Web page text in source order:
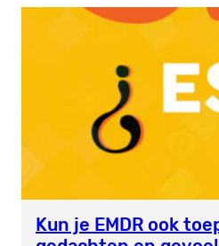
Kun je EMDR ook